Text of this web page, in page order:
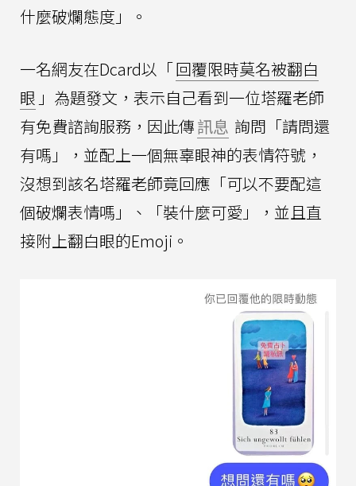
什麼破爛態度」。
一名網友在Dcard以「回覆限時莫名被翻白
眼 」為題發文，表示自己看到一位塔羅老師
有免費諮詢服務，因此傳訊息 詢問「請問還
有嗎」，並配上一個無辜眼神的表情符號，
沒想到該名塔羅老師竟回應「可以不要配這
個破爛表情嗎」、「裝什麼可愛」，並且直
接附上翻白眼的Emoji。